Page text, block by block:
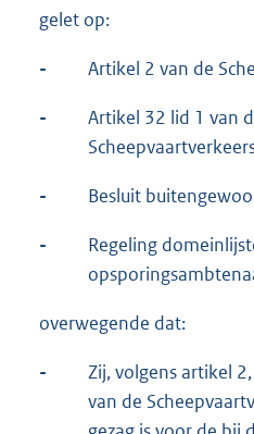
gelet op:
- Artikel 2 van de
-
Artikel 32 lid 1 van
- Besluit
-
Regeling
overwegende dat:
-
Zij, volgens artikel
van de